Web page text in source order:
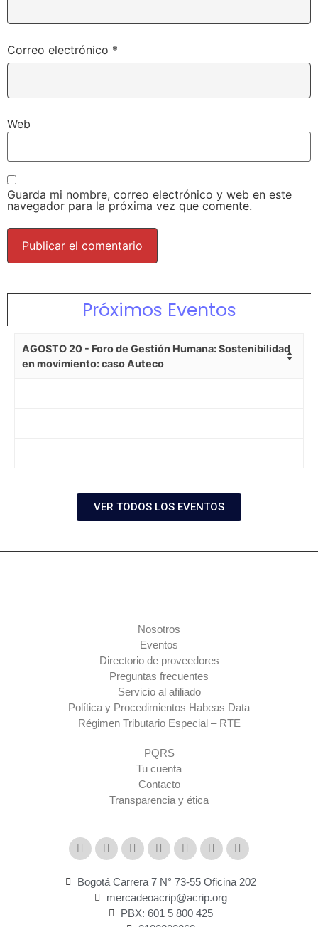
Correo electrónico *
Web
Guarda mi nombre, correo electrónico y web en este
navegador para la próxima vez que comente.
Próximos Eventos
AGOSTO 20 - Foro de Gestión Humana: Sostenibilidad
en movimiento: caso Auteco
VER TODOS LOS EVENTOS
Nosotros
Eventos
Directorio de proveedores
Preguntas frecuentes
Servicio al afiliado
Política y Procedimientos Habeas Data
Régimen Tributario Especial – RTE​
PQRS
Tu cuenta
Contacto
Transparencia y ética
Bogotá Carrera 7 N° 73-55 Oficina 202
mercadeoacrip@acrip.org
PBX: 601 5 800 425